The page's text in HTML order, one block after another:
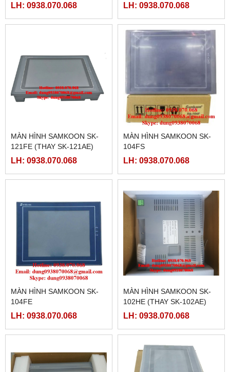
LH: 0938.070.068 LH: 0938.070.068
MÀN HÌNH SAMKOON SK-
121FE (THAY SK-121AE)
LH: 0938.070.068
MÀN HÌNH SAMKOON SK-
104FS
LH: 0938.070.068
MÀN HÌNH SAMKOON SK-
104FE
LH: 0938.070.068
MÀN HÌNH SAMKOON SK-
102HE (THAY SK-102AE)
LH: 0938.070.068